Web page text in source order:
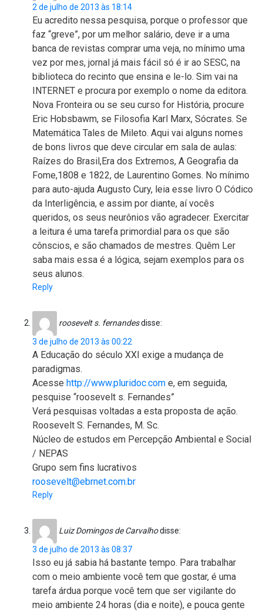
2 de julho de 2013 às 18:14
Eu acredito nessa pesquisa, porque o professor que
faz “greve”, por um melhor salário, deve ir a uma
banca de revistas comprar uma veja, no mínimo uma
vez por mes, jornal já mais fácil só é ir ao SESC, na
biblioteca do recinto que ensina e le-lo. Sim vai na
INTERNET e procura por exemplo o nome da editora.
Nova Fronteira ou se seu curso for História, procure
Eric Hobsbawm, se Filosofia Karl Marx, Sócrates. Se
Matemática Tales de Mileto. Aqui vai alguns nomes
de bons livros que deve circular em sala de aulas:
Raízes do Brasil,Era dos Extremos, A Geografia da
Fome,1808 e 1822, de Laurentino Gomes. No mínimo
para auto-ajuda Augusto Cury, leia esse livro O Códico
da Interligência, e assim por diante, aí vocês
queridos, os seus neurônios vão agradecer. Exercitar
a leitura é uma tarefa primordial para os que são
cônscios, e são chamados de mestres. Quêm Ler
saba mais essa é a lógica, sejam exemplos para os
seus alunos.
Reply
roosevelt s. fernandesdisse:
3 de julho de 2013 às 00:22
A Educação do século XXI exige a mudança de
paradigmas.
Acesse http://www.pluridoc.com e, em seguida,
pesquise “roosevelt s. Fernandes”
Verá pesquisas voltadas a esta proposta de ação.
Roosevelt S. Fernandes, M. Sc.
Núcleo de estudos em Percepção Ambiental e Social
/ NEPAS
Grupo sem fins lucrativos
roosevelt@ebrnet.com.br
Reply
Luiz Domingos de Carvalhodisse:
3 de julho de 2013 às 08:37
Isso eu já sabia há bastante tempo. Para trabalhar
com o meio ambiente você tem que gostar, é uma
tarefa árdua porque você tem que ser vigilante do
meio ambiente 24 horas (dia e noite), e pouca gente